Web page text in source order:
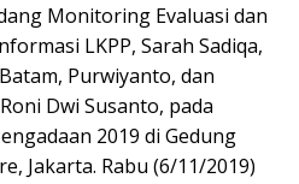
Monitoring Evaluasi dan
LKPP, Sarah Sadiqa,
Purwiyanto, dan
Dwi Susanto, pada
2019 di Gedung
Jakarta. Rabu (6/11/2019)